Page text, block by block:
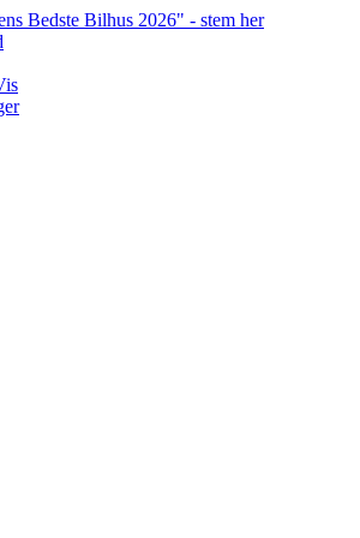
Bedste Bilhus 2026" - stem her